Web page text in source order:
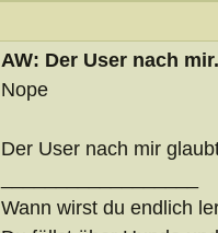
AW: Der User nach
Nope
Der User nach mir
Wann wirst du endlich